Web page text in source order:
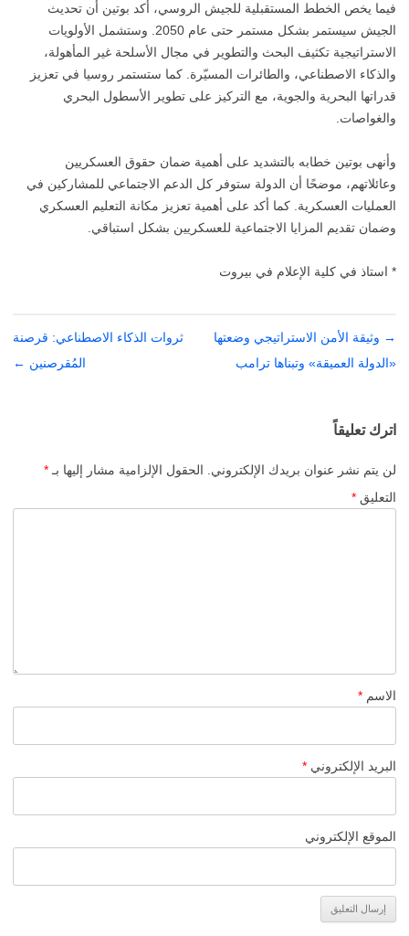
فيما يخص الخطط المستقبلية للجيش الروسي، أكد بوتين أن تحديث
الجيش سيستمر بشكل مستمر حتى عام 2050. وستشمل الأولويات
الاستراتيجية تكثيف البحث والتطوير في مجال الأسلحة غير المأهولة،
والذكاء الاصطناعي، والطائرات المسيّرة. كما ستستمر روسيا في تعزيز
قدراتها البحرية والجوية، مع التركيز على تطوير الأسطول البحري
والغواصات.
وأنهى بوتين خطابه بالتشديد على أهمية ضمان حقوق العسكريين
وعائلاتهم، موضحًا أن الدولة ستوفر كل الدعم الاجتماعي للمشاركين في
العمليات العسكرية. كما أكد على أهمية تعزيز مكانة التعليم العسكري
وضمان تقديم المزايا الاجتماعية للعسكريين بشكل استباقي.
* استاذ في كلية الإعلام في بيروت
تصفّح
المقالات
→ وثيقة الأمن الاستراتيجي وضعتها
«الدولة العميقة» وتبناها ترامب
ثروات الذكاء الاصطناعي: قرصنة
المُقرصنين ←
اترك تعليقاً
لن يتم نشر عنوان بريدك الإلكتروني. الحقول الإلزامية مشار إليها بـ *
التعليق *
الاسم *
البريد الإلكتروني *
الموقع الإلكتروني